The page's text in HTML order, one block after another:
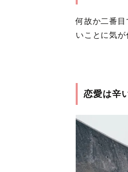
何故か二番
いことに気が
恋愛は辛